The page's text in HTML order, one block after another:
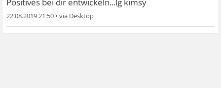
Positives bei dir entwickeln...lg kimsy
22.08.2019 21:50 •